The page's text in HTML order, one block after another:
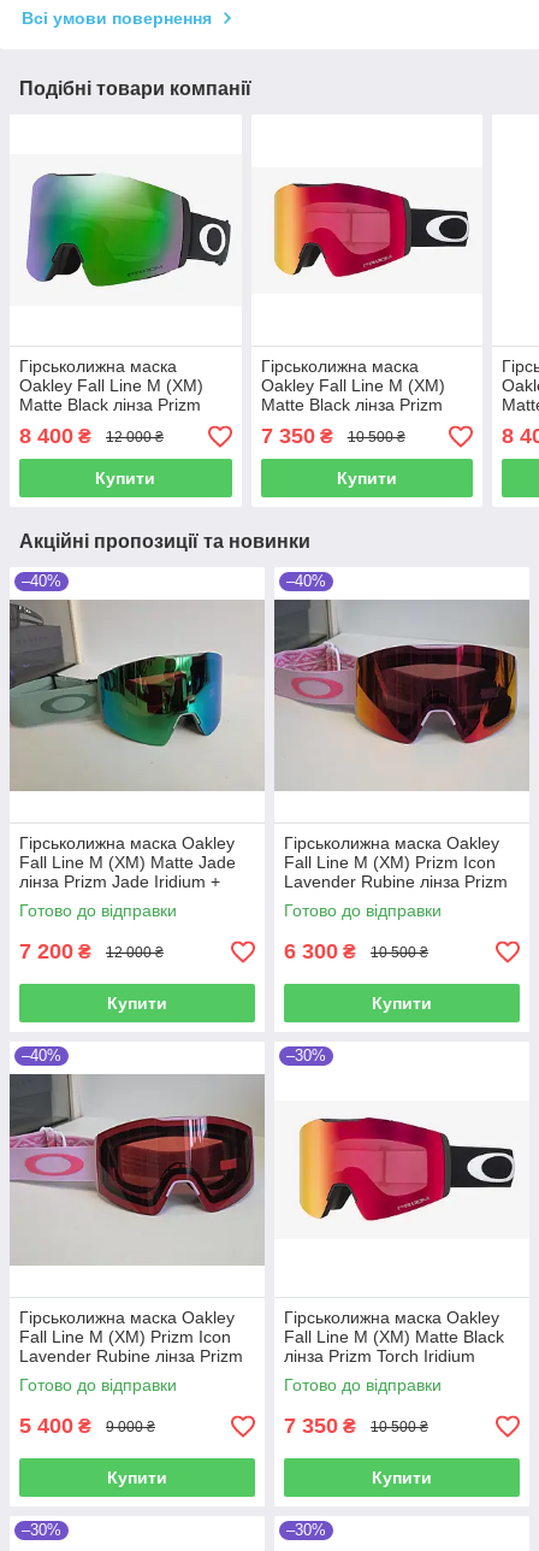
Всі умови повернення
Подібні товари компанії
Гірськолижна маска
Oakley Fall Line M (XM)
Matte Black лінза Prizm
Jade Iridium + кейс
8 400 ₴ 12 000 ₴
Купити
Гірськолижна маска
Oakley Fall Line M (XM)
Matte Black лінза Prizm
Torch Iridium
7 350₴ 10 500 ₴
Купити
8
Акційні пропозиції та новинки
–40%
Гірськолижна маска Oakley
Fall Line M (XM) Matte Jade
лінза Prizm Jade Iridium +
кейс
Готово до відправки
7 200 ₴ 12 000 ₴
Купити
–40%
Гірськолижна маска Oakley
Fall Line M (XM) Prizm Icon
Lavender Rubine лінза Prizm
Torch Iridium
Готово до відправки
6 300 ₴ 10 500 ₴
Купити
–40%
Гірськолижна маска Oakley
Fall Line M (XM) Prizm Icon
Lavender Rubine лінза Prizm
Rose
Готово до відправки
5 400 ₴ 9 000 ₴
Купити
–30%
Гірськолижна маска Oakley
Fall Line M (XM) Matte Black
лінза Prizm Torch Iridium
Готово до відправки
7 350 ₴ 10 500 ₴
Купити
–30% –30%